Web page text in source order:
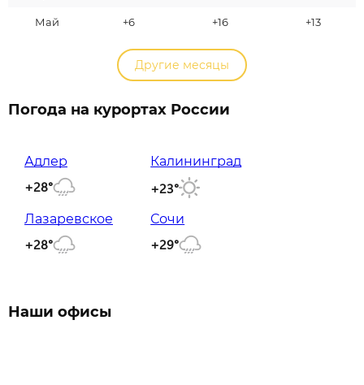
Май +6 +16 +13
Другие месяцы
Погода на курортах России
Адлер
+28°
Калининград
+23°
Лазаревское
+28°
Сочи
+29°
Наши офисы